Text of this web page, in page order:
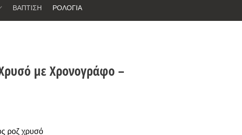
ΒΑΠΤΙΣΗ ΡΟΛΟΓΙΑ
με Χρονογράφο –
ροζ χρυσό